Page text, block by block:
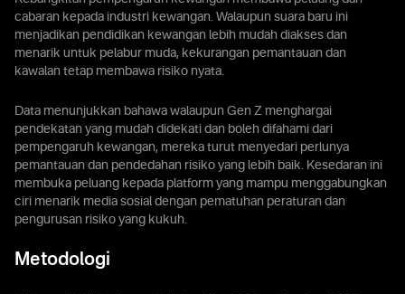
cabaran kepada industri kewangan. Walaupun suara baru ini
menjadikan pendidikan kewangan lebih mudah diakses dan
menarik untuk pelabur muda, kekurangan pemantauan dan
kawalan tetap membawa risiko nyata.
Data menunjukkan bahawa walaupun Gen Z menghargai
pendekatan yang mudah didekati dan boleh difahami dari
pempengaruh kewangan, mereka turut menyedari perlunya
pemantauan dan pendedahan risiko yang lebih baik. Kesedaran ini
membuka peluang kepada platform yang mampu menggabungkan
ciri menarik media sosial dengan pematuhan peraturan dan
pengurusan risiko yang kukuh.
Metodologi